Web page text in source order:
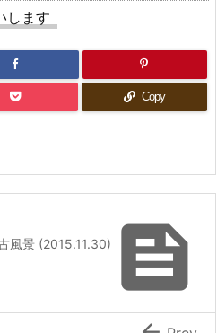
します
Copy

風景 (2015.11.30)